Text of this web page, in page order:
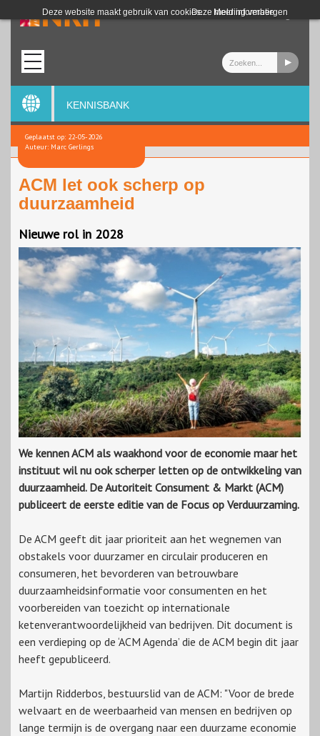
Deze website maakt gebruik van cookies. Meer informatie
Deze melding verbergen
Login
KENNISBANK
Geplaatst op: 22-05-2026
Auteur: Marc Gerlings
ACM let ook scherp op
duurzaamheid
Nieuwe rol in 2028
We kennen ACM als waakhond voor de economie maar het
instituut wil nu ook scherper letten op de ontwikkeling van
duurzaamheid. De Autoriteit Consument & Markt (ACM)
publiceert de eerste editie van de Focus op Verduurzaming.
De ACM geeft dit jaar prioriteit aan het wegnemen van
obstakels voor duurzamer en circulair produceren en
consumeren, het bevorderen van betrouwbare
duurzaamheidsinformatie voor consumenten en het
voorbereiden van toezicht op internationale
ketenverantwoordelijkheid van bedrijven. Dit document is
een verdieping op de ‘ACM Agenda’ die de ACM begin dit jaar
heeft gepubliceerd.
Martijn Ridderbos, bestuurslid van de ACM: "Voor de brede
welvaart en de weerbaarheid van mensen en bedrijven op
lange termijn is de overgang naar een duurzame economie